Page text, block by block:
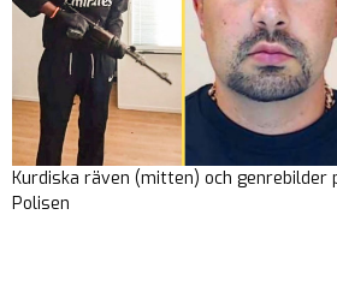
Kurdiska räven (mitten) och genrebilder
Polisen